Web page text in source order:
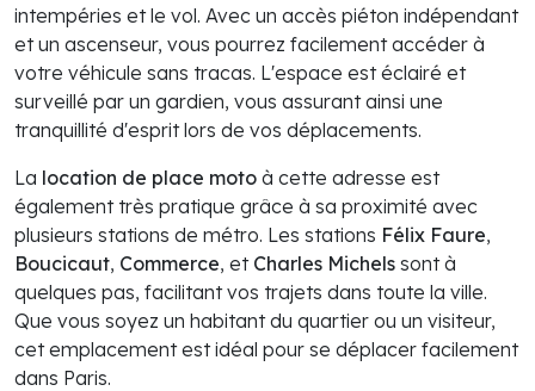
intempéries et le vol. Avec un accès piéton indépendant
et un ascenseur, vous pourrez facilement accéder à
votre véhicule sans tracas. L'espace est éclairé et
surveillé par un gardien, vous assurant ainsi une
tranquillité d'esprit lors de vos déplacements.
La location de place moto à cette adresse est
également très pratique grâce à sa proximité avec
plusieurs stations de métro. Les stations Félix Faure,
Boucicaut, Commerce, et Charles Michels sont à
quelques pas, facilitant vos trajets dans toute la ville.
Que vous soyez un habitant du quartier ou un visiteur,
cet emplacement est idéal pour se déplacer facilement
dans Paris.